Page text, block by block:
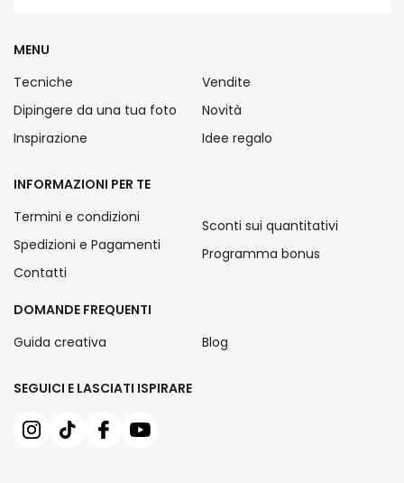
SEGUICI E LASCIATI ISPIRARE
MENU
Tecniche
Dipingere da una tua foto
Inspirazione
Vendite
Novità
Idee regalo
INFORMAZIONI PER TE
Termini e condizioni
Spedizioni e Pagamenti
Contatti
Sconti sui quantitativi
Programma bonus
DOMANDE FREQUENTI
Guida creativa
Blog